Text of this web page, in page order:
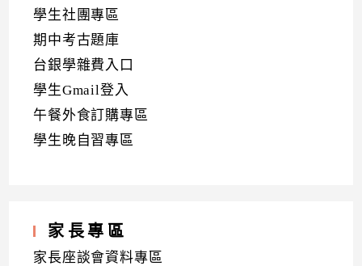
學生社團專區
期中考古題庫
台銀學雜費入口
學生Gmail登入
午餐外食訂購專區
學生晚自習專區
家長專區
家長座談會資料專區